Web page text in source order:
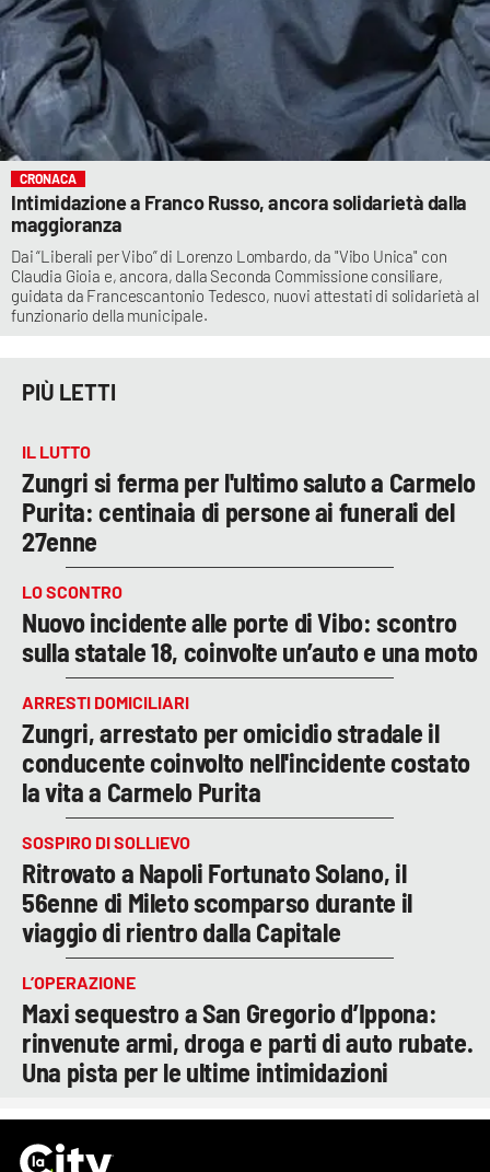
CRONACA
Intimidazione a Franco Russo, ancora solidarietà dalla
maggioranza
Dai “Liberali per Vibo” di Lorenzo Lombardo, da "Vibo Unica" con
Claudia Gioia e, ancora, dalla Seconda Commissione consiliare,
guidata da Francescantonio Tedesco, nuovi attestati di solidarietà al
funzionario della municipale.
PIÙ LETTI
IL LUTTO
Zungri si ferma per l'ultimo saluto a Carmelo
Purita: centinaia di persone ai funerali del
27enne
LO SCONTRO
Nuovo incidente alle porte di Vibo: scontro
sulla statale 18, coinvolte un’auto e una moto
ARRESTI DOMICILIARI
Zungri, arrestato per omicidio stradale il
conducente coinvolto nell'incidente costato
la vita a Carmelo Purita
SOSPIRO DI SOLLIEVO
Ritrovato a Napoli Fortunato Solano, il
56enne di Mileto scomparso durante il
viaggio di rientro dalla Capitale
L’OPERAZIONE
Maxi sequestro a San Gregorio d’Ippona:
rinvenute armi, droga e parti di auto rubate.
Una pista per le ultime intimidazioni